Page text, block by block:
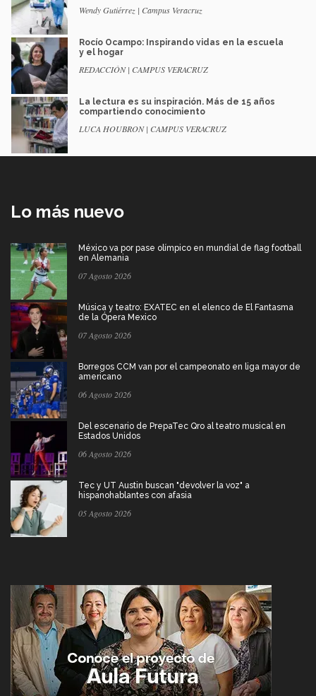
Wendy Gutiérrez | Campus Veracruz
Rocío Ocampo: Inspirando vidas en la escuela
y el hogar
REDACCIÓN | CAMPUS VERACRUZ
La lectura es su inspiración. Más de 15 años
compartiendo conocimiento
LUCA HOUBRON | CAMPUS VERACRUZ
Lo más nuevo
México va por pase olímpico en mundial de flag football
en Alemania
07 Agosto 2026
Música y teatro: EXATEC en el elenco de El Fantasma
de la Ópera Mexico
07 Agosto 2026
Borregos CCM van por el campeonato en liga mayor de
americano
06 Agosto 2026
Del escenario de PrepaTec Qro al teatro musical en
Estados Unidos
06 Agosto 2026
Tec y UT Austin buscan "devolver la voz" a
hispanohablantes con afasia
05 Agosto 2026